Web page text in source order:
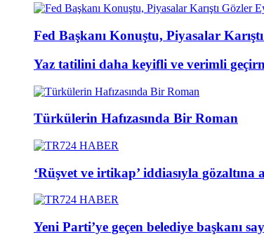
Fed Başkanı Konuştu, Piyasalar
Yaz tatilini daha keyifli ve verimli
Türkülerin Hafızasında Bir Roman
‘Rüşvet ve irtikap’ iddiasıyla gözaltına
Yeni Parti’ye geçen belediye başkanı